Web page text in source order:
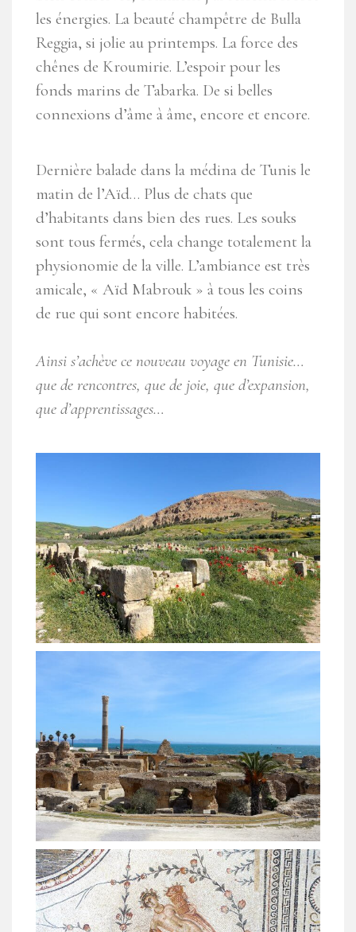
les énergies. La beauté champêtre de Bulla
Reggia, si jolie au printemps. La force des
chênes de Kroumirie. L’espoir pour les
fonds marins de Tabarka. De si belles
connexions d’âme à âme, encore et encore.
Dernière balade dans la médina de Tunis le
matin de l’Aïd… Plus de chats que
d’habitants dans bien des rues. Les souks
sont tous fermés, cela change totalement la
physionomie de la ville. L’ambiance est très
amicale, « Aïd Mabrouk » à tous les coins
de rue qui sont encore habitées.
Ainsi s’achève ce nouveau voyage en Tunisie…
que de rencontres, que de joie, que d’expansion,
que d’apprentissages…